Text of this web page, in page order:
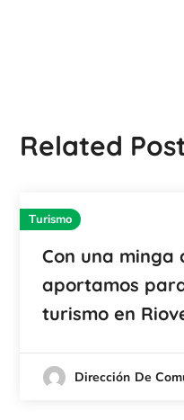
Related
Turismo
Con una minga
aportamos
turismo en
Dirección De